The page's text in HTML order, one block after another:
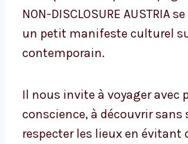
NON-DISCLOSURE AUSTRIA
un petit manifeste culturel
contemporain.
Il nous invite à voyager avec
conscience, à découvrir sans
respecter les lieux en évitant